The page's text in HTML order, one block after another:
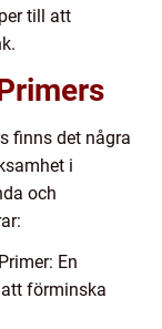
till att
finns det några
i
och
En
förminska